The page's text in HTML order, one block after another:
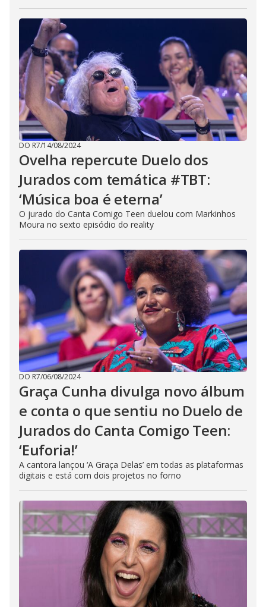
DO R7/14/08/2024
Ovelha repercute Duelo dos
Jurados com temática #TBT:
‘Música boa é eterna’
O jurado do Canta Comigo Teen duelou com Markinhos
Moura no sexto episódio do reality
DO R7/06/08/2024
Graça Cunha divulga novo álbum
e conta o que sentiu no Duelo de
Jurados do Canta Comigo Teen:
‘Euforia!’
A cantora lançou ‘A Graça Delas’ em todas as plataformas
digitais e está com dois projetos no forno